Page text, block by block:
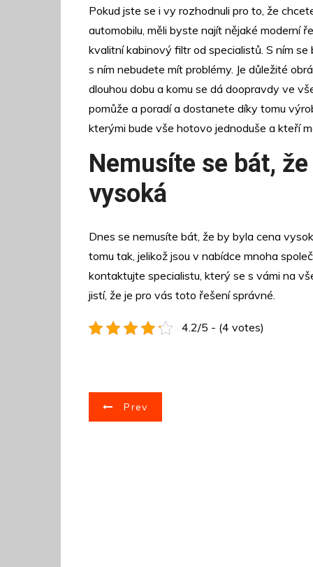
Pokud jste se i vy rozhodnuli pro to, že
automobilu, měli byste najít nějaké moderní
kvalitníkabinový filtrod specialistů. S ním se
s ním nebudete mít problémy. Je důležité
dlouhou dobu a komu se dá doopravdy ve
pomůže a poradí a dostanete díky tomu
kterými bude vše hotovo jednoduše a kteří
Nemusíte se bát,
vysoká
Dnes se nemusíte bát, že by byla cena
tomu tak, jelikož jsou v nabídce mnoha
kontaktujte specialistu, který se s vámi na
jistí, že je pro vás toto řešení správné.
4.2/5 - (4 votes)
N
Prev